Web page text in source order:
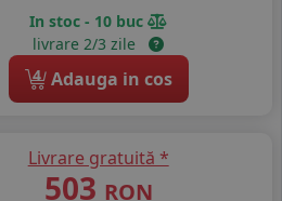
In stoc - 10 buc
livrare 2/3 zile
4 Adauga in cos
Livrare gratuită *
503 RON